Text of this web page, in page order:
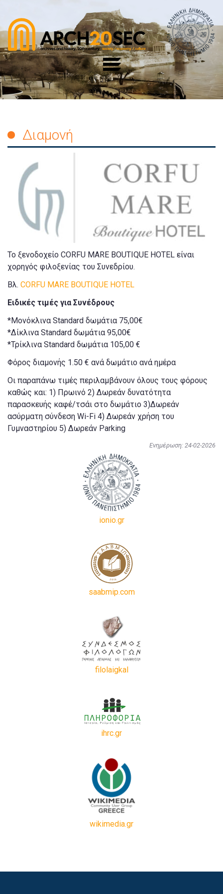
Διαμονή
Το ξενοδοχείο CORFU MARE BOUTIQUE HOTEL είναι
χορηγός φιλοξενίας του Συνεδρίου.
Βλ. CORFU MARE BOUTIQUE HOTEL
Ειδικές τιμές για Συνέδρους
*Μονόκλινα Standard δωμάτια 75,00€
*Δίκλινα Standard δωμάτια 95,00€
*Τρίκλινα Standard δωμάτια 105,00 €
Φόρος διαμονής 1.50 € ανά δωμάτιο ανά ημέρα
Οι παραπάνω τιμές περιλαμβάνουν όλους τους φόρους
καθώς και: 1) Πρωινό 2) Δωρεάν δυνατότητα
παρασκευής καφέ/τσάι στο δωμάτιο 3)Δωρεάν
ασύρματη σύνδεση Wi-Fi 4) Δωρεάν χρήση του
Γυμναστηρίου 5) Δωρεάν Parking
Ενημέρωση: 24-02-2026
ionio.gr
saabmip.com
filolaigkal
ihrc.gr
wikimedia.gr